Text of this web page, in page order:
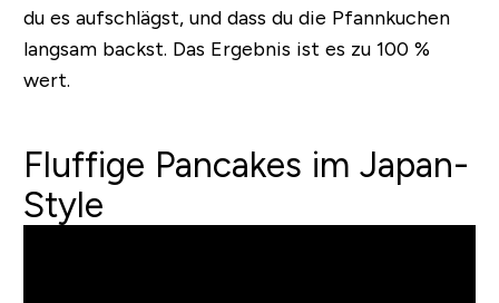
du es aufschlägst, und dass du die Pfannkuchen
langsam backst. Das Ergebnis ist es zu 100 %
wert.
Fluffige Pancakes im Japan-
Style